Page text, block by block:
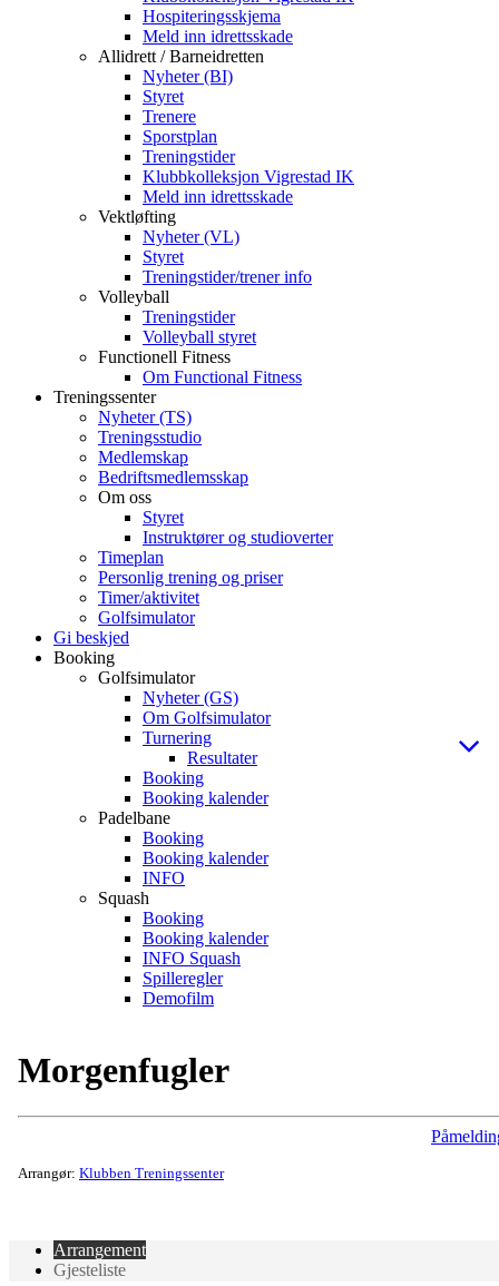
Hospiteringsskjema
Meld inn idrettsskade
Allidrett / Barneidretten
Nyheter (BI)
Styret
Trenere
Sporstplan
Treningstider
Klubbkolleksjon Vigrestad IK
Meld inn idrettsskade
Vektløfting
Nyheter (VL)
Styret
Treningstider/trener info
Volleyball
Treningstider
Volleyball styret
Functionell Fitness
Om Functional Fitness
Treningssenter
Nyheter (TS)
Treningsstudio
Medlemskap
Bedriftsmedlemsskap
Om oss
Styret
Instruktører og studioverter
Timeplan
Personlig trening og priser
Timer/aktivitet
Golfsimulator
Gi beskjed
Booking
Golfsimulator
Nyheter (GS)
Om Golfsimulator
Turnering
Resultater
Booking
Booking kalender
Padelbane
Booking
Booking kalender
INFO
Squash
Booking
Booking kalender
INFO Squash
Spilleregler
Demofilm
Morgenfugler
Arrangør: Klubben Treningssenter
Arrangement
Gjesteliste